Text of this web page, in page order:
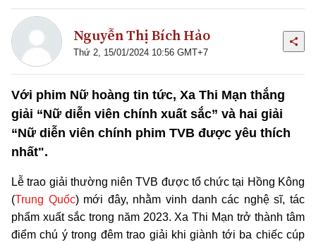
Nguyễn Thị Bích Hảo
Thứ 2, 15/01/2024 10:56 GMT+7
Với phim Nữ hoàng tin tức, Xa Thi Mạn thắng
giải “Nữ diễn viên chính xuất sắc” và hai giải
“Nữ diễn viên chính phim TVB được yêu thích
nhất".
Lễ trao giải thường niên TVB được tổ chức tại Hồng Kông
(Trung Quốc) mới đây, nhằm vinh danh các nghệ sĩ, tác
phẩm xuất sắc trong năm 2023. Xa Thi Mạn trở thành tâm
điểm chú ý trong đêm trao giải khi giành tới ba chiếc cúp